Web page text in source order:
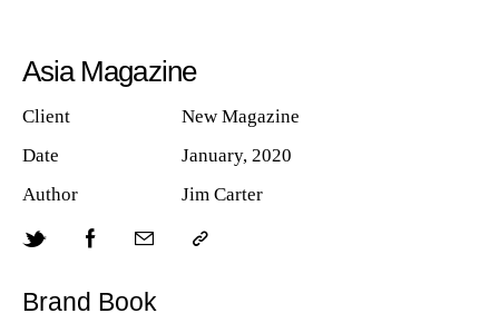
Asia Magazine
Client
New Magazine
Date
January, 2020
Author
Jim Carter
Brand Book